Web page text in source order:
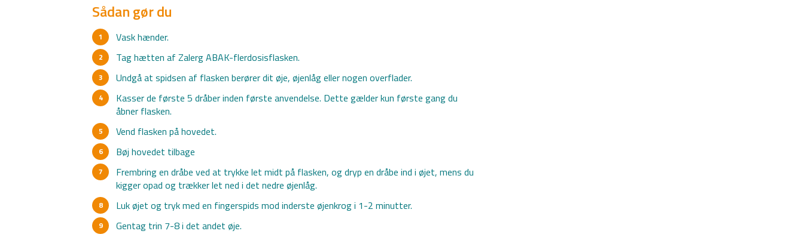
Sådan gør du
Vask hænder.
Tag hætten af Zalerg ABAK-flerdosisflasken.
Undgå at spidsen af flasken berører dit øje, øjenlåg eller nogen overflader.
Kasser de første 5 dråber inden første anvendelse. Dette gælder kun første gang du
åbner flasken.
Vend flasken på hovedet.
Bøj hovedet tilbage
Frembring en dråbe ved at trykke let midt på flasken, og dryp en dråbe ind i øjet, mens du
kigger opad og trækker let ned i det nedre øjenlåg.
Luk øjet og tryk med en fingerspids mod inderste øjenkrog i 1-2 minutter.
Gentag trin 7-8 i det andet øje.